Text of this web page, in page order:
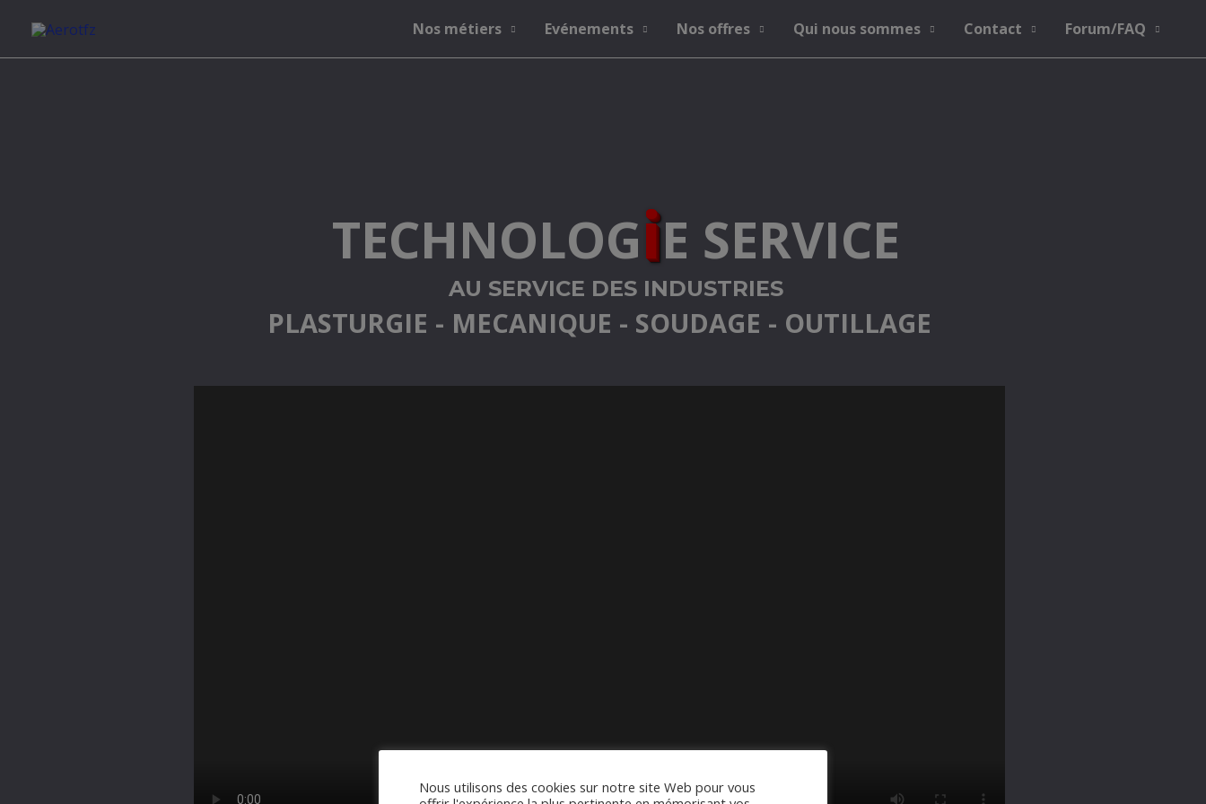
contenu
Nos métiers Evénements Nos offres Qui nous sommes Contact Forum/FAQ
TECHNOLOGiE SERVICE
AU SERVICE DES INDUSTRIES
PLASTURGIE - MECANIQUE - SOUDAGE - OUTILLAGE
Nous utilisons des cookies sur notre site Web pour vous